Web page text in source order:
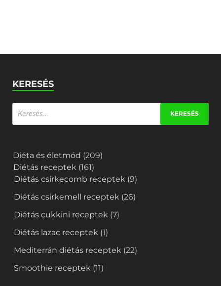
KERESÉS
Diéta és életmód (209)
Diétás receptek (161)
Diétás csirkecomb receptek (9)
Diétás csirkemell receptek (26)
Diétás cukkini receptek (7)
Diétás lazac receptek (1)
Mediterrán diétás receptek (22)
Smoothie receptek (11)